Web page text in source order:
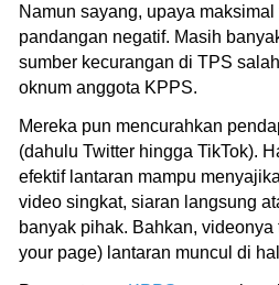
Namun sayang, upaya
pandangan negatif. Masih
sumber kecurangan di TPS
oknum anggota KPPS.
Mereka pun mencurahkan
(dahulu Twitter hingga TikTok).
efektif lantaran mampu
video singkat, siaran langsung
banyak pihak. Bahkan,
your page) lantaran muncul di